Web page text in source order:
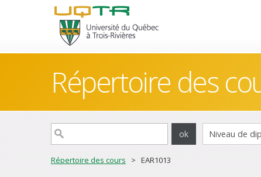
Répertoire des
Répertoire des cours > EAR1013